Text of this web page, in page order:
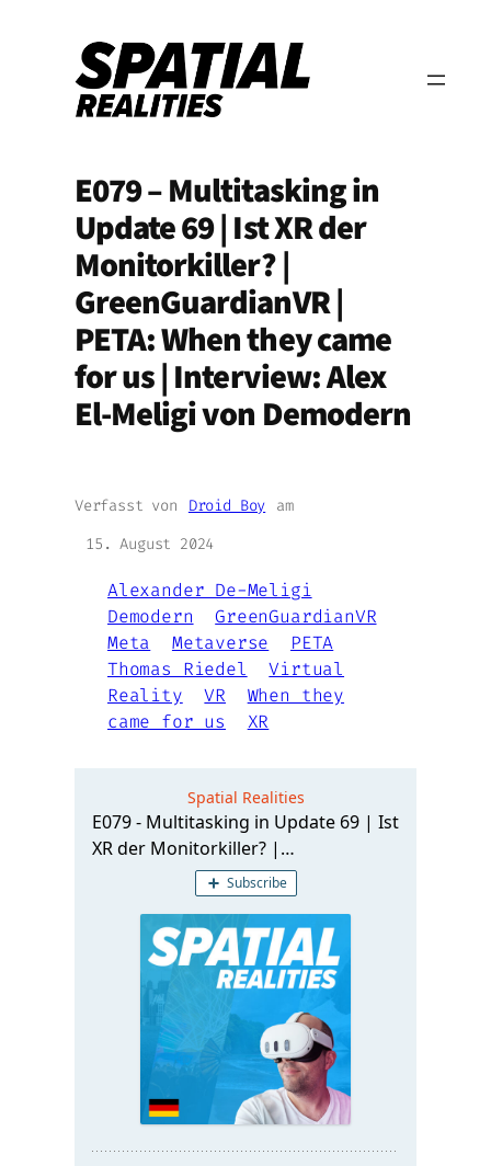
springen
E079 – Multitasking in
Update 69 | Ist XR der
Monitorkiller? |
GreenGuardianVR |
PETA: When they came
for us | Interview: Alex
El-Meligi von Demodern
Verfasst von Droid Boy am
15. August 2024
Alexander De-Meligi
Demodern
GreenGuardianVR
Meta
Metaverse
PETA
Thomas Riedel
Virtual
Reality
VR
When they
came for us
XR